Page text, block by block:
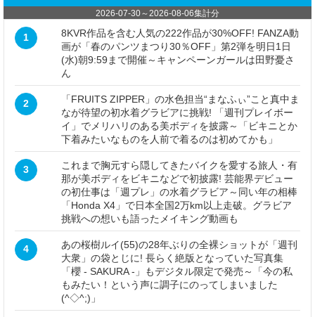
2026-07-30～ 2026-08-06集計分
1
8KVR作品を含む人気の222作品が30%OFF! FANZA動
画が「春のパンツまつり30％OFF」第2弾を明日1日
(水)朝9:59まで開催～キャンペーンガールは田野憂さ
ん
2
「FRUITS ZIPPER」の水色担当“まなふぃ”こと真中ま
なが待望の初水着グラビアに挑戦! 「週刊プレイボー
イ」でメリハリのある美ボディを披露～「ビキニとか
下着みたいなものを人前で着るのは初めてかも」
3
これまで胸元すら隠してきたバイクを愛する旅人・有
那が美ボディをビキニなどで初披露! 芸能界デビュー
の初仕事は「週プレ」の水着グラビア～同い年の相棒
「Honda X4」で日本全国2万km以上走破。グラビア
挑戦への想いも語ったメイキング動画も
4
あの桜樹ルイ(55)の28年ぶりの全裸ショットが「週刊
大衆」の袋とじに! 長らく絶版となっていた写真集
「櫻 - SAKURA -」もデジタル限定で発売～「今の私
もみたい！という声に調子にのってしまいました
(^◇^;)」